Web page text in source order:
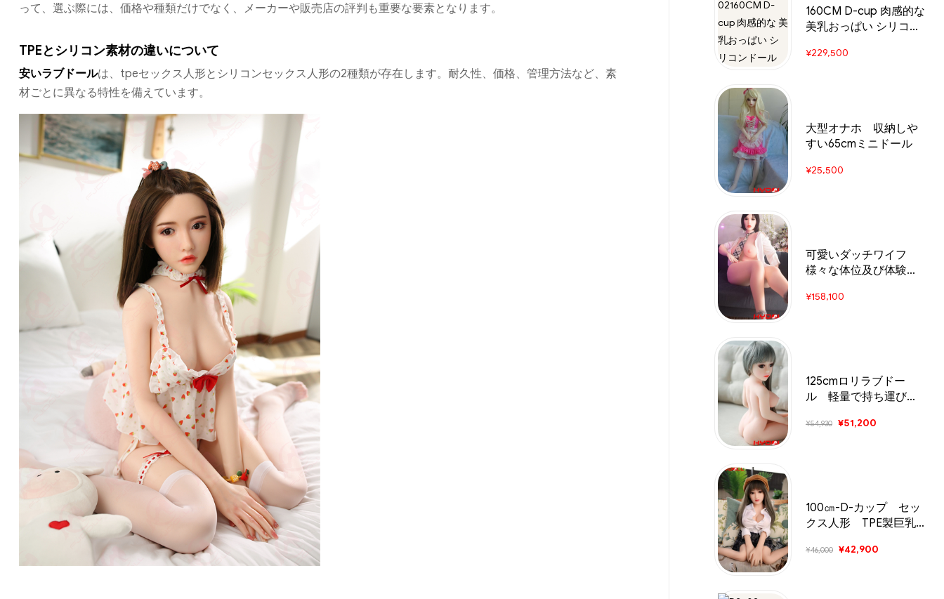
って、選ぶ際には、価格や種類だけでなく、メーカーや販売店の評判も重要な要素となります。
TPEとシリコン素材の違いについて
安いラブドールは、tpeセックス人形とシリコンセックス人形の2種類が存在します。耐久性、価格、管理方法など、素
材ごとに異なる特性を備えています。
160CM D-cup 肉感的な
美乳おっぱい シリコン
¥229,500
大型オナホ 収納しや
すい65cmミニドール
¥25,500
可愛いダッチワイフ
様々な体位及び体験可
¥158,100
125cmロリラブドー
ル 軽量で持ち運びが
¥54,930 ¥51,200
100㎝-D-カップ セッ
クス人形 TPE製巨乳
¥46,000 ¥42,900